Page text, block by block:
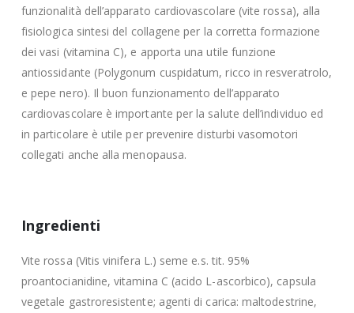
funzionalità dell’apparato cardiovascolare (vite rossa), alla
fisiologica sintesi del collagene per la corretta formazione
dei vasi (vitamina C), e apporta una utile funzione
antiossidante (Polygonum cuspidatum, ricco in resveratrolo,
e pepe nero). Il buon funzionamento dell’apparato
cardiovascolare è importante per la salute dell’individuo ed
in particolare è utile per prevenire disturbi vasomotori
collegati anche alla menopausa.
Ingredienti
Vite rossa (Vitis vinifera L.) seme e.s. tit. 95%
proantocianidine, vitamina C (acido L-ascorbico), capsula
vegetale gastroresistente; agenti di carica: maltodestrine,